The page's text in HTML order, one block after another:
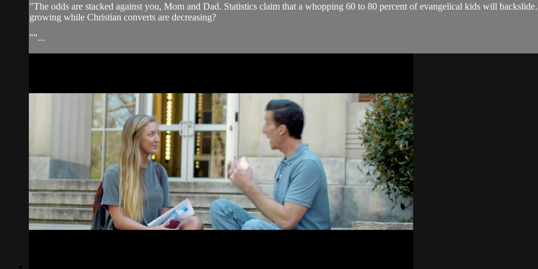
"The odds are stacked against you, Mom and Dad. Statistics claim that a whopping 60 to 80 percent of evangelical kids will
growing while Christian converts are decreasing?
""...